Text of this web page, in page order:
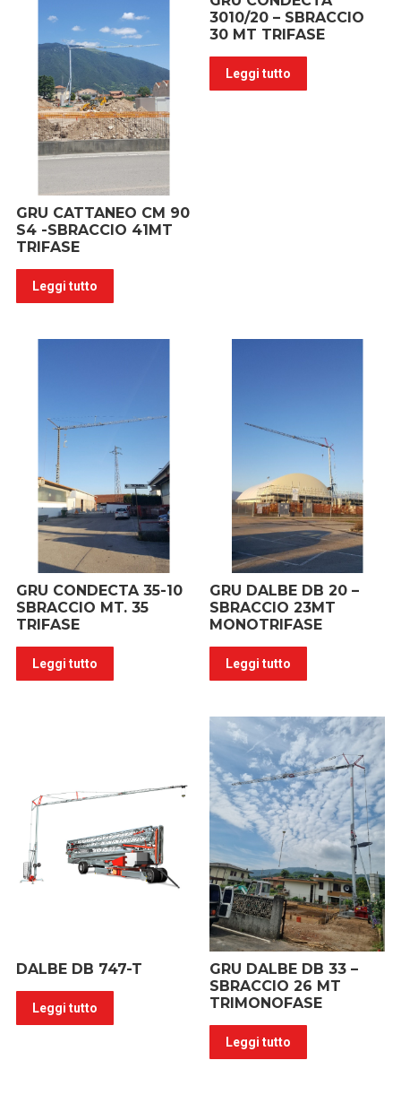
GRU CATTANEO CM 90
S4 -SBRACCIO 41MT
TRIFASE
Leggi tutto
3010/20 – SBRACCIO
30 MT TRIFASE
Leggi tutto
GRU CONDECTA 35-10
SBRACCIO MT. 35
TRIFASE
Leggi tutto
GRU DALBE DB 20 –
SBRACCIO 23MT
MONOTRIFASE
Leggi tutto
DALBE DB 747-T
Leggi tutto
GRU DALBE DB 33 –
SBRACCIO 26 MT
TRIMONOFASE
Leggi tutto